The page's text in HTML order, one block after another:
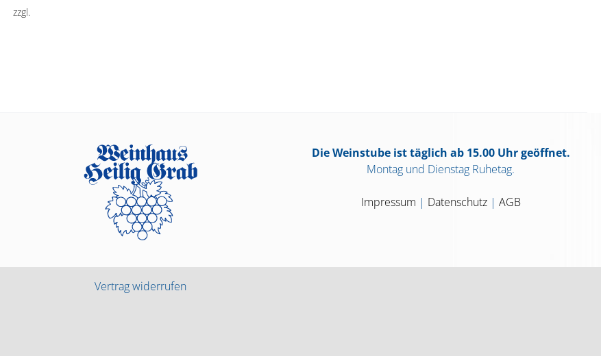
zzgl.
Die Weinstube ist täglich ab 15.00 Uhr geöffnet.
Montag und Dienstag Ruhetag.
Impressum | Datenschutz| AGB
Vertrag widerrufen